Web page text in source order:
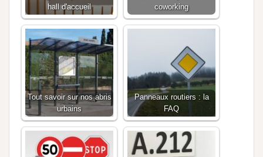
hall d'accueil
coworking
Tout savoir sur nos abris
urbains
Panneaux routiers : la
FAQ